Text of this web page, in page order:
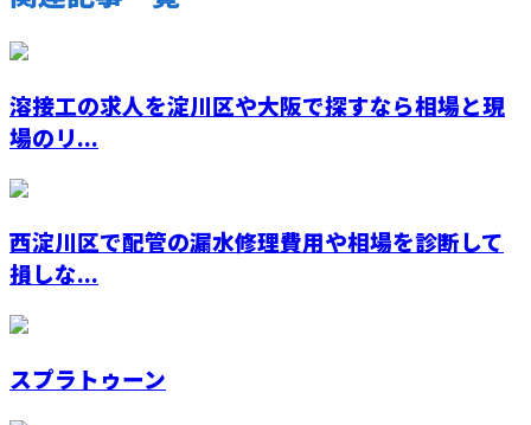
溶接工の求人を淀川区や大阪で探すなら相場と現
場のリ...
西淀川区で配管の漏水修理費用や相場を診断して
損しな...
スプラトゥーン